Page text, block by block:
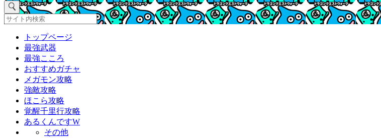
トップページ
最強武器
最強こころ
おすすめガチャ
メガモン攻略
強敵攻略
ほこら攻略
覚醒千里行攻略
あるくんですW
その他